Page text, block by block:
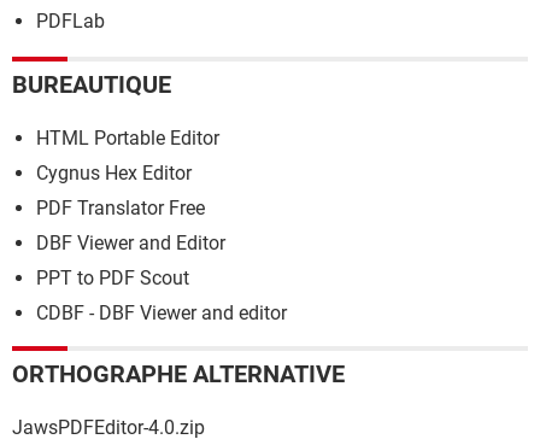
PDFLab
BUREAUTIQUE
HTML Portable Editor
Cygnus Hex Editor
PDF Translator Free
DBF Viewer and Editor
PPT to PDF Scout
CDBF - DBF Viewer and editor
ORTHOGRAPHE ALTERNATIVE
JawsPDFEditor-4.0.zip